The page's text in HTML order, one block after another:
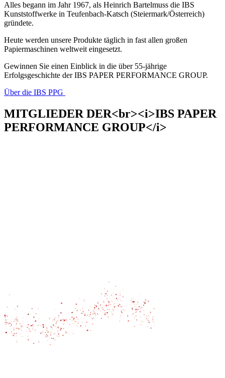
Alles begann im Jahr 1967, als Heinrich Bartelmuss die IBS
Kunststoffwerke in Teufenbach-Katsch (Steiermark/Österreich)
gründete.
Heute werden unsere Produkte täglich in fast allen großen
Papiermaschinen weltweit eingesetzt.
Gewinnen Sie einen Einblick in die über 55-jährige
Erfolgsgeschichte der IBS PAPER PERFORMANCE GROUP.
Über die IBS PPG
MITGLIEDER DER<br><i>IBS PAPER
PERFORMANCE GROUP</i>